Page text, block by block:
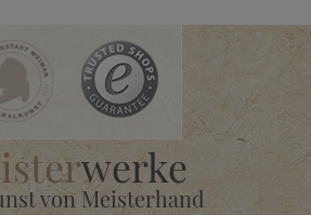
werke
von Meisterhand